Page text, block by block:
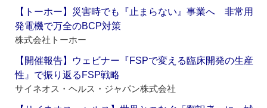
【トーホー】災害時でも『止まらない』事業へ 非常用
発電機で万全のBCP対策
株式会社トーホー
【開催報告】ウェビナー『FSPで変える臨床開発の生産
性』で振り返るFSP戦略
サイネオス・ヘルス・ジャパン株式会社